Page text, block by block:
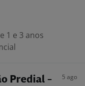
1 e 3 anos
Predial -
5 ago